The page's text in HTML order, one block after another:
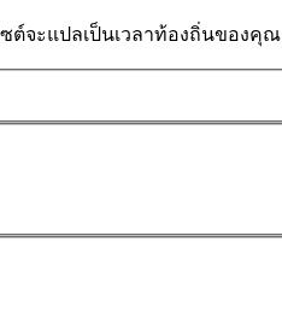
ต์จะแปลเป็นเวลาท้องถิ่นของคุณ